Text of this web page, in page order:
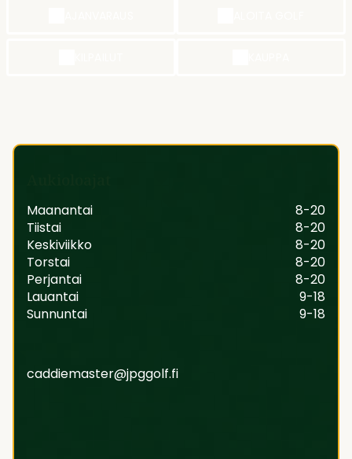
Maanantai
8-20
Tiistai
8-20
Keskiviikko
8-20
Torstai
8-20
Perjantai
8-20
Lauantai
9-18
Sunnuntai
9-18
caddiemaster@jpggolf.fi